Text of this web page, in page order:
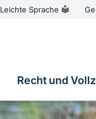
Leichte Sprache
Recht und